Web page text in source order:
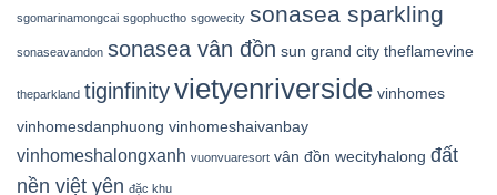
sgomarinamongcai sgophuctho sgowecity sonasea sparkling
sonaseavandon sonasea vân đồn sun grand city theflamevine
theparkland tiginfinityvietyenriverside vinhomes
vinhomesdanphuong vinhomeshaivanbay
vinhomeshalongxanh vuonvuaresort vân đồn wecityhalong đất
nền việt yên đặc khu